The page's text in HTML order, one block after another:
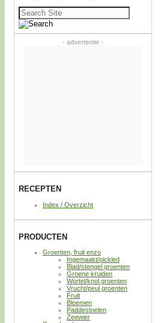
Zoeken
naar:
- advertentie -
RECEPTEN
Index / Overzicht
PRODUCTEN
Groenten, fruit enzo
Ingemaakt/pickled
Blad/stengel groenten
Groene kruiden
Wortel/knol groenten
Vrucht/peul groenten
Fruit
Bloemen
Paddestoelen
Zeewier